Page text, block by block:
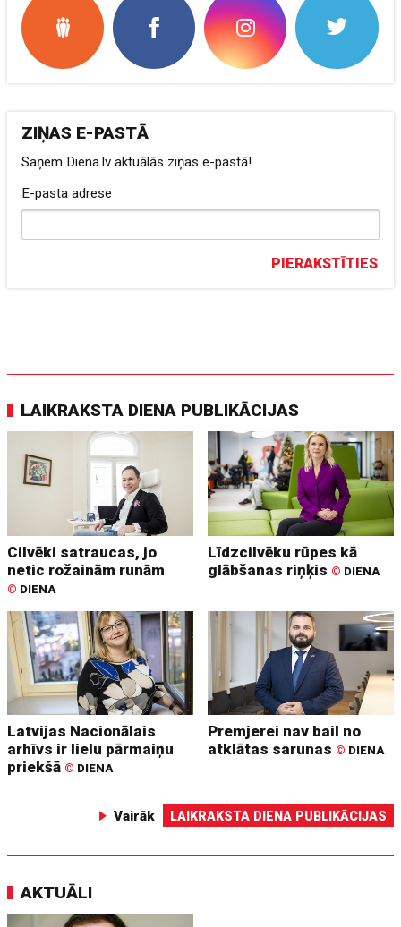
ZIŅAS E-PASTĀ
Saņem Diena.lv aktuālās ziņas e-pastā!
E-pasta adrese
PIERAKSTĪTIES
LAIKRAKSTA DIENA PUBLIKĀCIJAS
Cilvēki satraucas, jo
netic rožainām runām
© DIENA
Līdzcilvēku rūpes kā
glābšanas riņķis © DIENA
Latvijas Nacionālais
arhīvs ir lielu pārmaiņu
priekšā © DIENA
Premjerei nav bail no
atklātas sarunas © DIENA
Vairāk LAIKRAKSTA DIENA PUBLIKĀCIJAS
AKTUĀLI